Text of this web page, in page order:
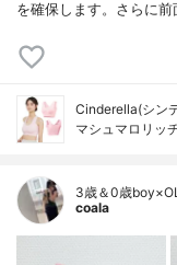
を確保します。さらに
Cinderella(シン
マシュマロリッ
3歳＆0歳
coala